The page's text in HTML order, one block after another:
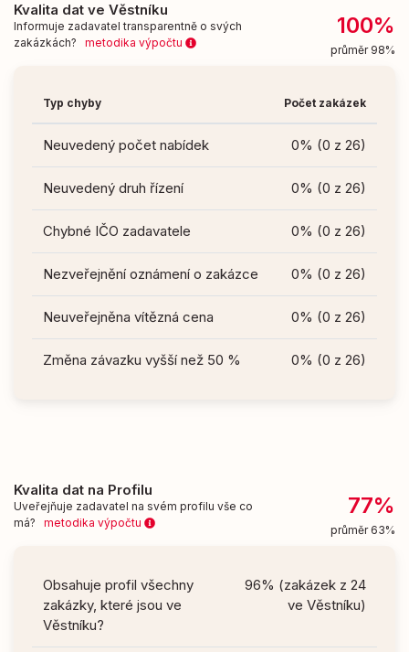
Kvalita dat ve Věstníku
Informuje zadavatel transparentně o svých
zakázkách? metodika výpočtu
100%
průměr 98%
Typ chyby Počet zakázek
Neuvedený počet nabídek 0% (0 z 26)
Neuvedený druh řízení 0% (0 z 26)
Chybné IČO zadavatele 0% (0 z 26)
Nezveřejnění oznámení o zakázce 0% (0 z 26)
Neuveřejněna vítězná cena 0% (0 z 26)
Změna závazku vyšší než 50 % 0% (0 z 26)
Kvalita dat na Profilu
Uveřejňuje zadavatel na svém profilu vše co
má? metodika výpočtu
77%
průměr 63%
Obsahuje profil všechny
zakázky, které jsou ve
Věstníku?
96% (zakázek z 24
ve Věstníku)